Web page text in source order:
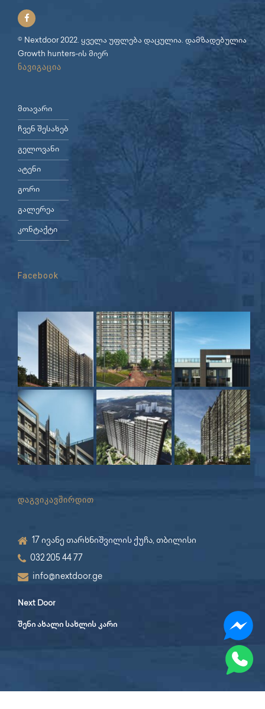
© Nextdoor 2022. ყველა უფლება დაცულია. დამზადებულია
Growth hunters-ის მიერ
ნავიგაცია
მთავარი
ჩვენ შესახებ
გელოვანი
ატენი
გორი
გალერეა
კონტაქტი
Facebook
დაგვიკავშირდით
17 ივანე თარხნიშვილის ქუჩა, თბილისი
032 205 44 77
info@nextdoor.ge
Next Door
შენი ახალი სახლის კარი